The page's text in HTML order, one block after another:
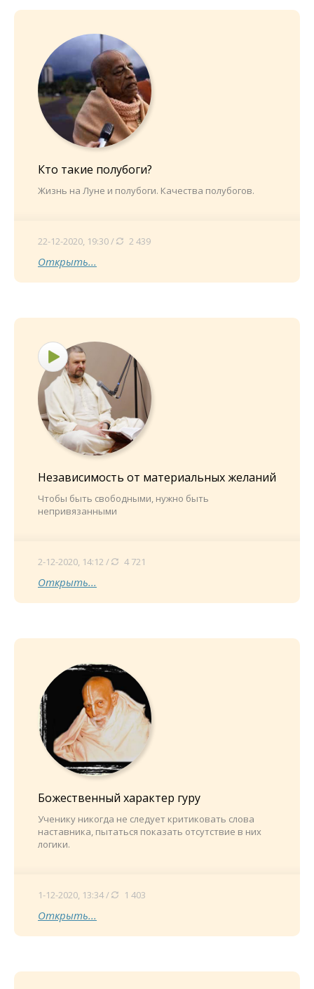
Кто такие полубоги?
Жизнь на Луне и полубоги. Качества полубогов.
22-12-2020, 19:30 / 2 439
Открыть...
Независимость от материальных желаний
Чтобы быть свободными, нужно быть
непривязанными
2-12-2020, 14:12 / 4 721
Открыть...
Божественный характер гуру
Ученику никогда не следует критиковать слова
наставника, пытаться показать отсутствие в них
логики.
1-12-2020, 13:34 / 1 403
Открыть...